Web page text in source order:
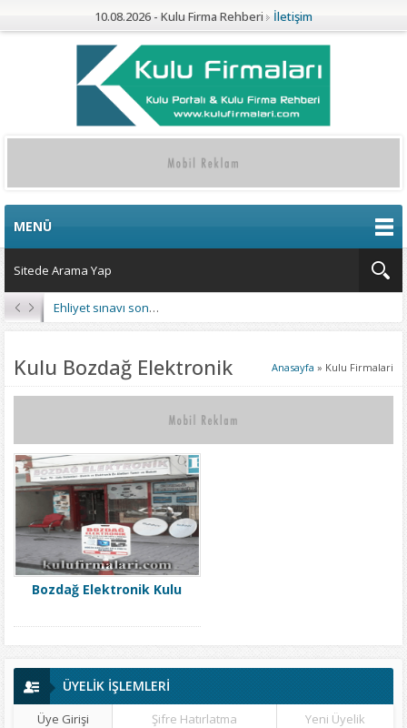
10.08.2026 - Kulu Firma Rehberi İletişim
MENÜ
Kulu’da 4 Mahalleye Yangın Söndürme Tankeri
Anasayfa » Kulu Firmalari
Kulu Bozdağ Elektronik
Bozdağ Elektronik Kulu
ÜYELİK İŞLEMLERİ
Üye Girişi Şifre Hatırlatma Yeni Üyelik